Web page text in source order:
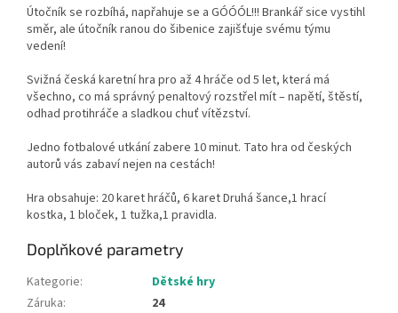
Útočník se rozbíhá, napřahuje se a GÓÓÓL!!! Brankář sice vystihl
směr, ale útočník ranou do šibenice zajišťuje svému týmu
vedení!
Svižná česká karetní hra pro až 4 hráče od 5 let, která má
všechno, co má správný penaltový rozstřel mít – napětí, štěstí,
odhad protihráče a sladkou chuť vítězství.
Jedno fotbalové utkání zabere 10 minut. Tato hra od českých
autorů vás zabaví nejen na cestách!
Hra obsahuje: 20 karet hráčů, 6 karet Druhá šance,1 hrací
kostka, 1 bloček, 1 tužka,1 pravidla.
Doplňkové parametry
Kategorie:
Dětské hry
Záruka:
24